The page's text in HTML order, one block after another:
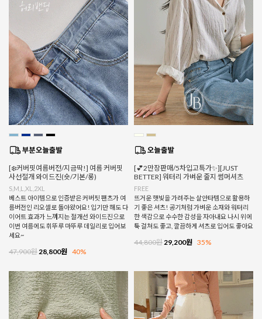
[❄️커버핏여름버전/지금딱!] 여름 커버핏
사선절개 와이드진(숏/기본/롱)
S,M,L,XL,2XL
베스트 아이템으로 인증받은 커버핏 팬츠가 여
름버전인 리오셀로 돌아왔어요! 입기만 해도 다
이어트 효과가 느껴지는 절개선 와이드진으로
이번 여름에도 휘뚜루 마뚜루 데일리로 입어보
세요~
47,900원 28,800원 40%
[💕2만장판매/5차입고특가✨][JUST
BETTER] 워터리 가벼운 줄지 썸머셔츠
FREE
뜨거운 햇빛을 가려주는 살안타템으로 활용하
기 좋은 셔츠! 공기처럼 가벼운 소재와 워터리
한 색감으로 수수한 감성을 자아내요 나시 위에
툭 걸쳐도 좋고, 깔끔하게 셔츠로 입어도 좋아요
44,800원 29,200원 35%